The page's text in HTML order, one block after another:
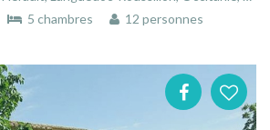
5 chambres 12 personnes